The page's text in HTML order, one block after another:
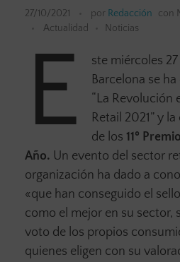
27/10/2021 por Redacción con
Actualidad
Noticias
E
ste miércoles
Barcelona se
“La Revolución
Retail 2021” y
de los 11º
Año. Un evento del sector
organización ha dado a
«que han conseguido el
como el mejor en su sector,
voto de los propios
quienes eligen con su